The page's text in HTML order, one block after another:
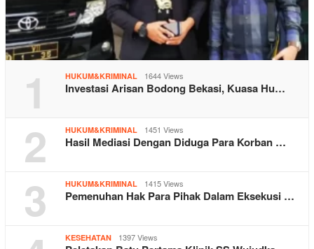
1 HUKUM&KRIMINAL 1644 Views
Investasi Arisan Bodong Bekasi, Kuasa Hu…
2 HUKUM&KRIMINAL 1451 Views
Hasil Mediasi Dengan Diduga Para Korban …
3 HUKUM&KRIMINAL 1415 Views
Pemenuhan Hak Para Pihak Dalam Eksekusi …
KESEHATAN 1397 Views